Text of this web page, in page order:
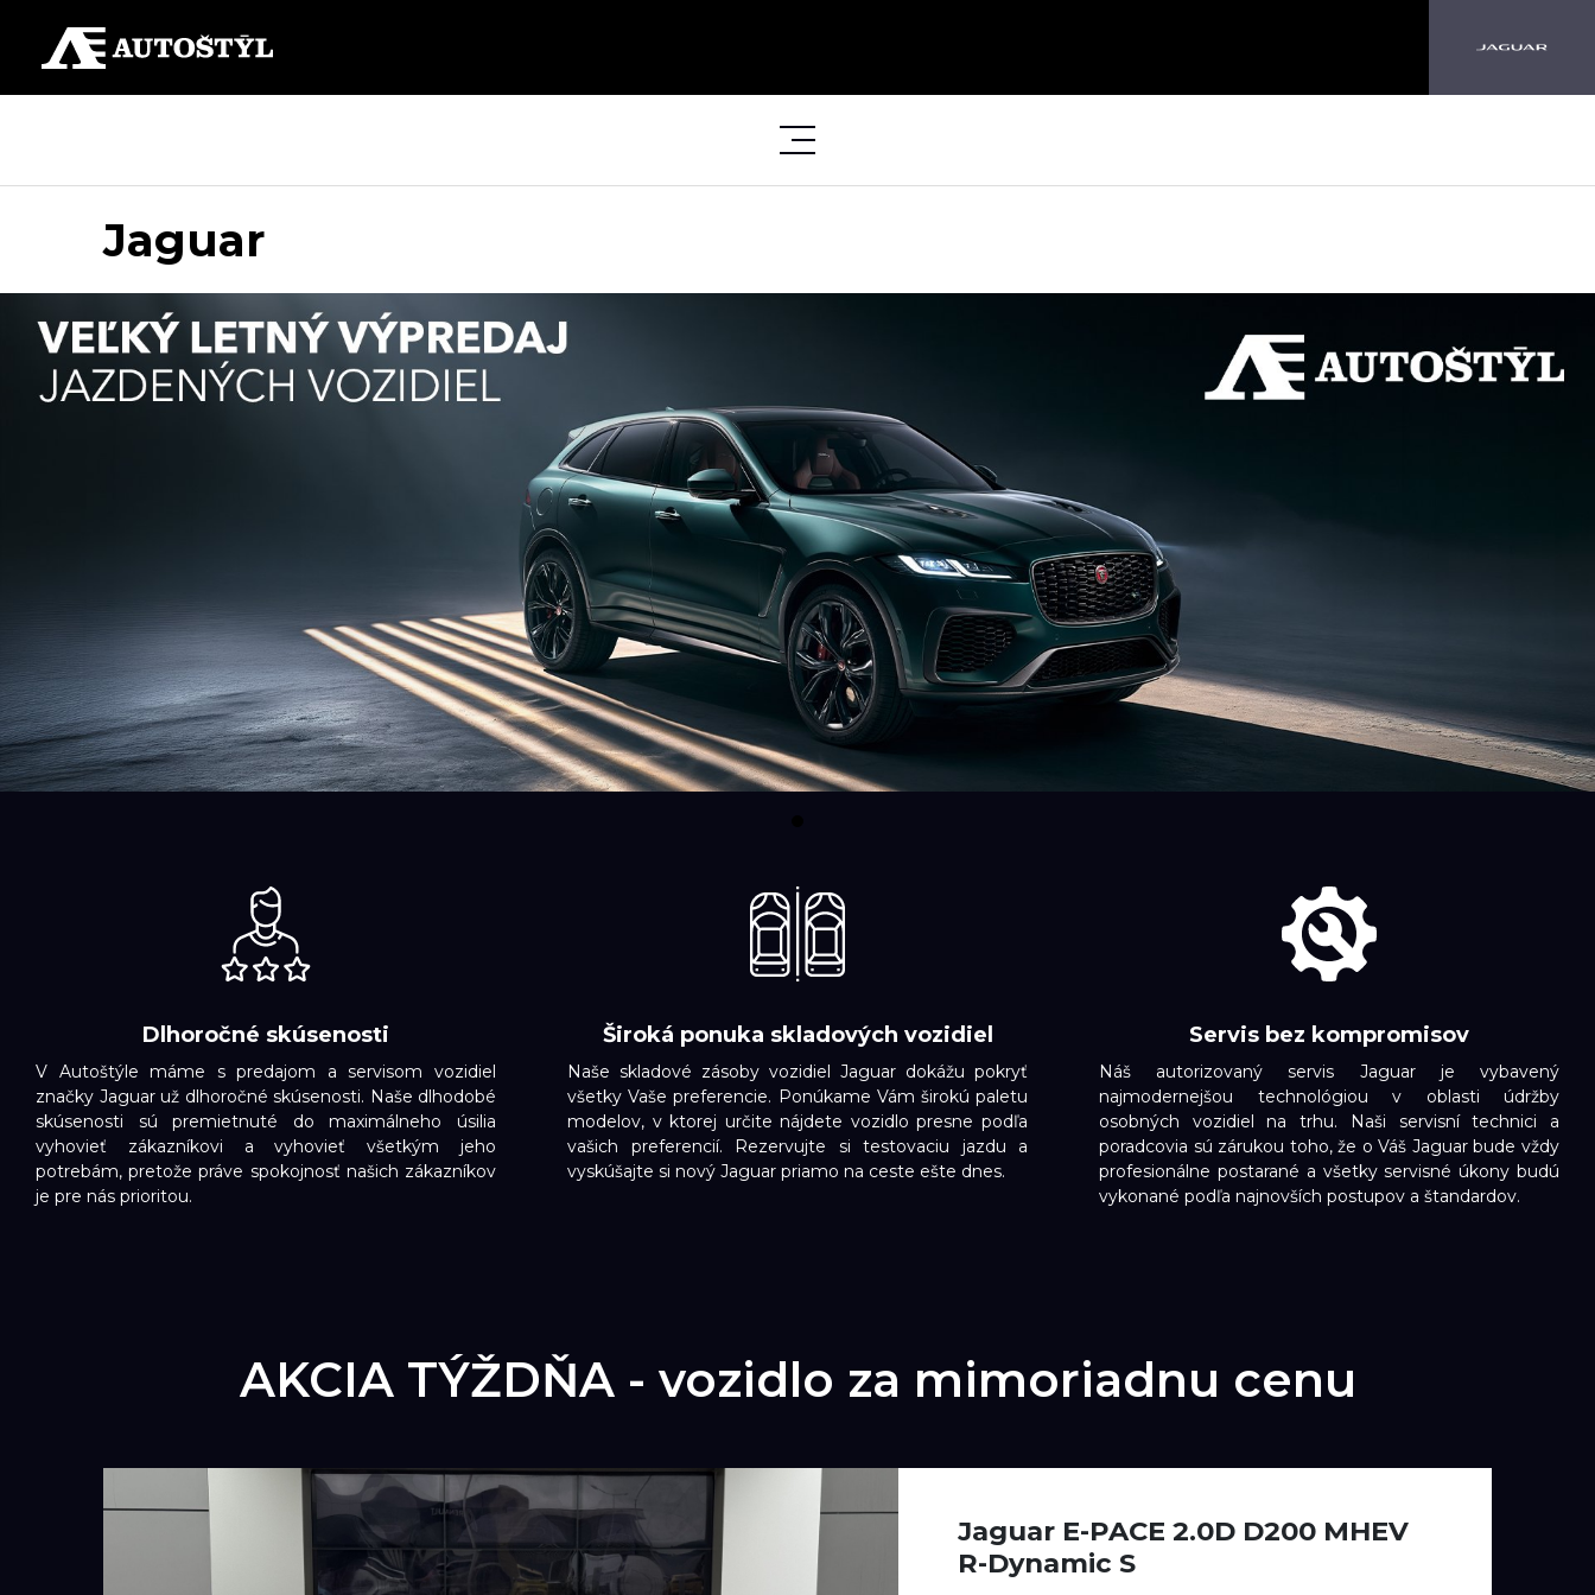
Jaguar
Dlhoročné skúsenosti
V Autoštýle máme s predajom a servisom vozidiel
značky Jaguar už dlhoročné skúsenosti. Naše dlhodobé
skúsenosti sú premietnuté do maximálneho úsilia
vyhovieť zákazníkovi a vyhovieť všetkým jeho
potrebám, pretože práve spokojnosť našich zákazníkov
je pre nás prioritou.
Široká ponuka skladových vozidiel
Naše skladové zásoby vozidiel Jaguar dokážu pokryť
všetky Vaše preferencie. Ponúkame Vám širokú paletu
modelov, v ktorej určite nájdete vozidlo presne podľa
vašich preferencií. Rezervujte si testovaciu jazdu a
vyskúšajte si nový Jaguar priamo na ceste ešte dnes.
Servis bez kompromisov
Náš autorizovaný servis Jaguar je vybavený
najmodernejšou technológiou v oblasti údržby
osobných vozidiel na trhu. Naši servisní technici a
poradcovia sú zárukou toho, že o Váš Jaguar bude vždy
profesionálne postarané a všetky servisné úkony budú
vykonané podľa najnovších postupov a štandardov.
AKCIA TÝŽDŇA - vozidlo za mimoriadnu cenu
Jaguar E-PACE 2.0D D200 MHEV
R-Dynamic S